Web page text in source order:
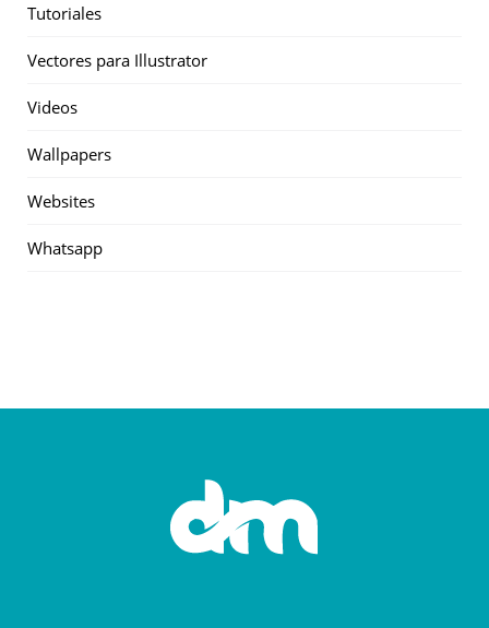
Tutoriales
Vectores para Illustrator
Videos
Wallpapers
Websites
Whatsapp